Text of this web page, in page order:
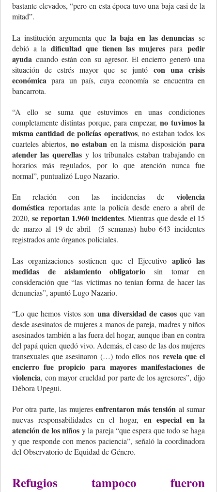
bastante elevados, “pero en esta época tuvo una baja casi de la
mitad”.
La institución argumenta que la baja en las denunciasse
debió a la dificultad que tienen las mujeresparapedir
ayuda cuando están con su agresor. El encierro generó una
situación de estrés mayor que se juntó con una crisis
económica para un país, cuya economía se encuentra en
bancarrota.
“A ello se suma que estuvimos en unas condiciones
completamente distintas porque, para empezar,no tuvimos la
misma cantidad de policías operativos, no estaban todos los
cuarteles abiertos, no estaban en la misma disposición para
atender las querellasy los tribunales estaban trabajando en
horarios más regulados, por lo que atención nunca fue
normal”, puntualizó Lugo Nazario.
En relación con las incidencias de violencia
doméstica reportadas ante la policía desde enero a abril de
2020,se reportan 1.960 incidentes. Mientras que desde el 15
de marzo al 19 de abril (5 semanas) hubo 643 incidentes
registrados ante órganos policiales.
Las organizaciones sostienen que el Ejecutivo aplicó las
medidas de aislamiento obligatoriosin tomar en
consideración que “las víctimas no tenían forma de hacer las
denuncias”, apuntó Lugo Nazario.
“Lo que hemos vistos son una diversidad de casosque van
desde asesinatos de mujeres a manos de pareja, madres y niños
asesinados también a las fuera del hogar, aunque iban en contra
del papá quien quedó vivo. Además, el caso de las dos mujeres
transexuales que asesinaron (…) todo ellos nos revela que el
encierro fue propicio para mayores manifestaciones de
violencia, con mayor crueldad por parte de los agresores”, dijo
Débora Upegui.
Por otra parte, las mujeresenfrentaron más tensión al sumar
nuevas responsabilidades en el hogar, en especial en la
atención de los niños y la pareja “que espera que todo se haga
y que responde con menos paciencia”, señaló la coordinadora
del Observatorio de Equidad de Género.
Refugios tampoco fueron